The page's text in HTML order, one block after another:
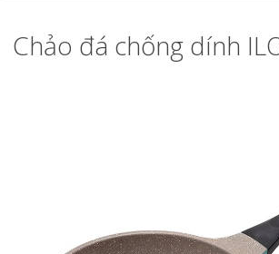
Chảo đá chống dính